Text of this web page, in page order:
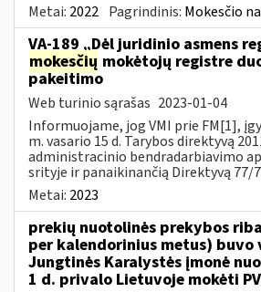
Metai: 2022 Pagrindinis: Mokesčio
VA-189 „Dėl juridinio asmens
mokesčių mokėtojų registre
pakeitimo
Web turinio sąrašas 2023-01-04
Informuojame, jog VMI prie FM[1],
m. vasario 15 d. Tarybos direktyvą
administracinio bendradarbiavimo
srityje ir panaikinančią Direktyvą 77/
Metai: 2023
prekių nuotolinės prekybos
per kalendorinius metus) buvo
Jungtinės Karalystės įmonė
1 d. privalo Lietuvoje mokėti